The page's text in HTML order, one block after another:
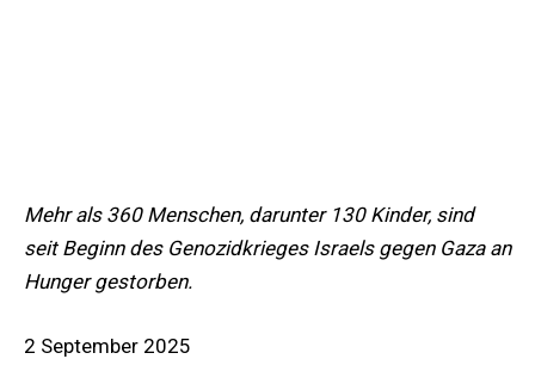
Mehr als 360 Menschen, darunter 130 Kinder, sind
seit Beginn des Genozidkrieges Israels gegen Gaza an
Hunger gestorben.
2 September 2025